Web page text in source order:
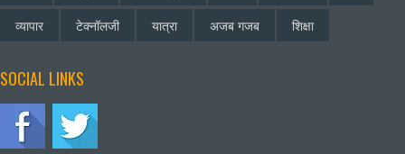
व्यापार
टेक्नॉलजी यात्रा अजब गजब शिक्षा
SOCIAL LINKS